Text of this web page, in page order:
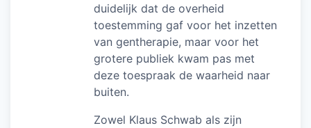
duidelijk dat de overheid
toestemming gaf voor het inzetten
van gentherapie, maar voor het
grotere publiek kwam pas met
deze toespraak de waarheid naar
buiten.
Zowel Klaus Schwab als zijn